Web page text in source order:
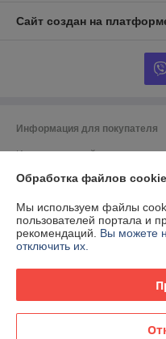
Сайт создан на
Информация для покупателя
Индивидуальный
г. Минск, ул. Гая, дом 20, кв. 3
Регистрационный номер ЕГР:
УНП: 190153422
Дата регистрации компании:
Местонахождение книги жалоб
Обработка файлов cookie
Мы используем файлы
пользователей портала и
рекомендаций. Вы можете
отключить их.